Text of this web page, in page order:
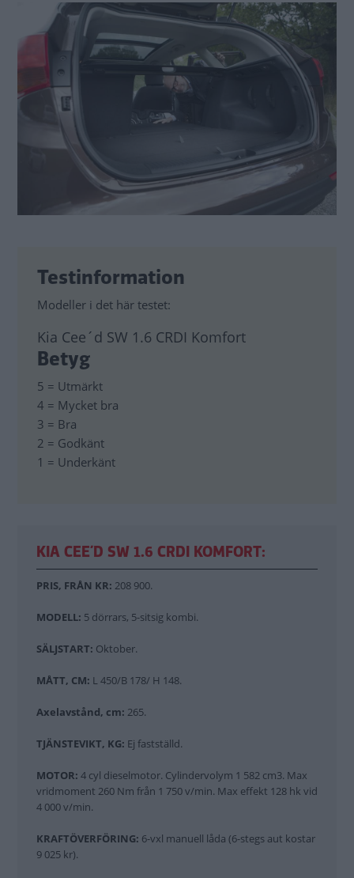
Testinformation
Modeller i det här testet:
Kia Cee´d SW 1.6 CRDI Komfort
Betyg
5 = Utmärkt
4 = Mycket bra
3 = Bra
2 = Godkänt
1 = Underkänt
KIA CEE´D SW 1.6 CRDI KOMFORT:
PRIS, FRÅN KR: 208 900.
MODELL: 5 dörrars, 5-sitsig kombi.
SÄLJSTART: Oktober.
MÅTT, CM: L 450/B 178/ H 148.
Axelavstånd, cm: 265.
TJÄNSTEVIKT, KG: Ej fastställd.
MOTOR: 4 cyl dieselmotor. Cylindervolym 1 582 cm3. Max
vridmoment 260 Nm från 1 750 v/min. Max effekt 128 hk vid
4 000 v/min.
KRAFTÖVERFÖRING: 6-vxl manuell låda (6-stegs aut kostar
9 025 kr).